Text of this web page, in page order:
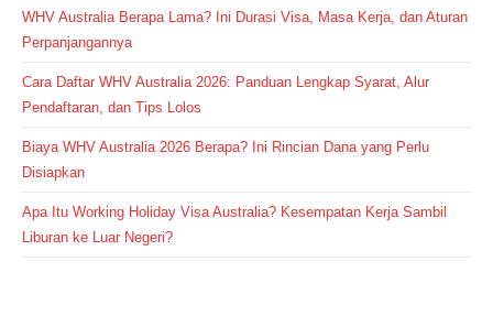
WHV Australia Berapa Lama? Ini Durasi Visa, Masa Kerja, dan Aturan
Perpanjangannya
Cara Daftar WHV Australia 2026: Panduan Lengkap Syarat, Alur
Pendaftaran, dan Tips Lolos
Biaya WHV Australia 2026 Berapa? Ini Rincian Dana yang Perlu
Disiapkan
Apa Itu Working Holiday Visa Australia? Kesempatan Kerja Sambil
Liburan ke Luar Negeri?